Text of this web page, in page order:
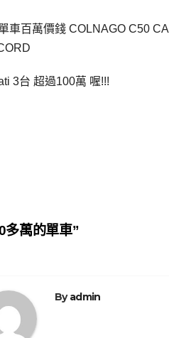
車百萬價錢 COLNAGO C50
3台 超過100萬 喔!!!
多萬的單車”
Byadmin